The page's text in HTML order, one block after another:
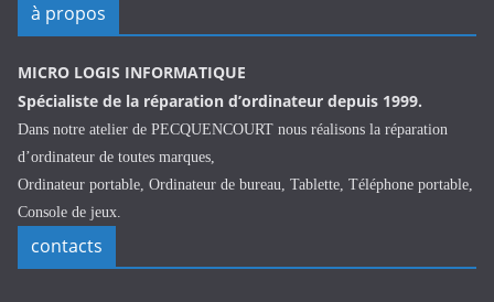
à propos
MICRO LOGIS INFORMATIQUE
Spécialiste de la réparation d’ordinateur depuis 1999.
Dans notre atelier de PECQUENCOURT nous réalisons la réparation
d’ordinateur de toutes marques,
Ordinateur portable, Ordinateur de bureau, Tablette, Téléphone portable,
Console de jeux.
contacts